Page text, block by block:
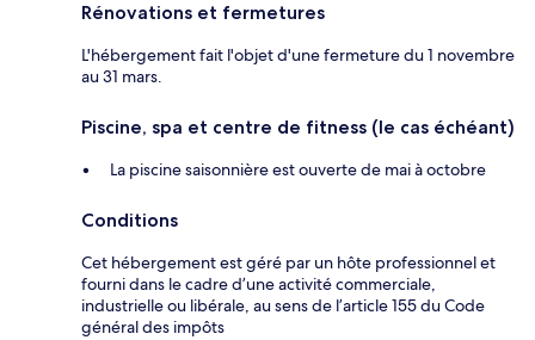
Rénovations et fermetures
L'hébergement fait l'objet d'une fermeture du 1 novembre
au 31 mars.
Piscine, spa et centre de fitness (le cas échéant)
La piscine saisonnière est ouverte de mai à octobre
Conditions
Cet hébergement est géré par un hôte professionnel et
fourni dans le cadre d’une activité commerciale,
industrielle ou libérale, au sens de l’article 155 du Code
général des impôts